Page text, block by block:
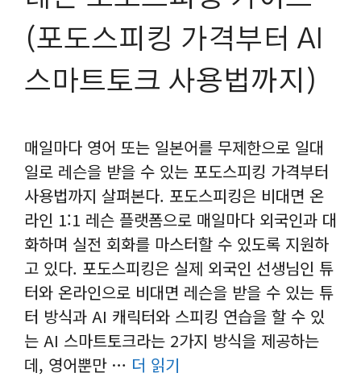
(포도스피킹 가격부터 AI
스마트토크 사용법까지)
매일마다 영어 또는 일본어를 무제한으로 일대
일로 레슨을 받을 수 있는 포도스피킹 가격부터
사용법까지 살펴본다. 포도스피킹은 비대면 온
라인 1:1 레슨 플랫폼으로 매일마다 외국인과 대
화하며 실전 회화를 마스터할 수 있도록 지원하
고 있다. 포도스피킹은 실제 외국인 선생님인 튜
터와 온라인으로 비대면 레슨을 받을 수 있는 튜
터 방식과 AI 캐릭터와 스피킹 연습을 할 수 있
는 AI 스마트토크라는 2가지 방식을 제공하는
데, 영어뿐만 … 더 읽기